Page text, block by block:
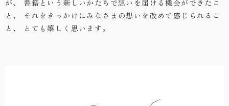
が、
書籍という新しいかたちで想いを届ける機会ができたこ
と、
それをきっかけにみなさまの想いを改めて感じられるこ
と、
とても嬉しく思います。